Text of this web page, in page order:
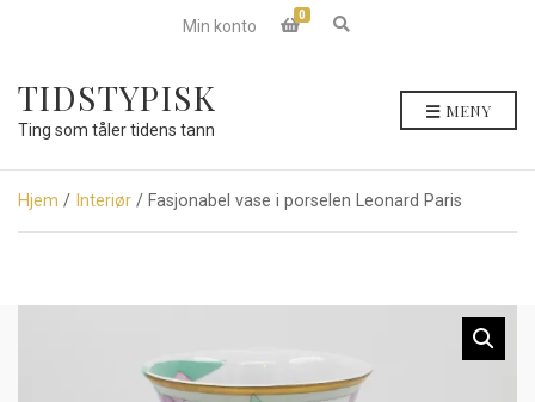
Min konto
0
E
a
r
h
m
TIDSTYPISK
Ting som tåler tidens tann
MENY
Hjem / Interiør / Fasjonabel vase i porselen Leonard Paris